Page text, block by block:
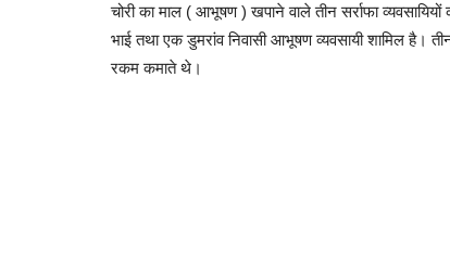
चोरी का माल ( आभूषण ) खपाने वाले तीन सर्राफा
भाई तथा एक डुमरांव निवासी आभूषण व्यवसायी शामिल है।
रकम कमाते थे।